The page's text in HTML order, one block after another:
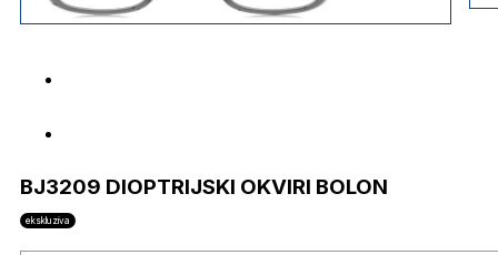
BJ3209 DIOPTRIJSKI OKVIRI BOLON
ekskluziva